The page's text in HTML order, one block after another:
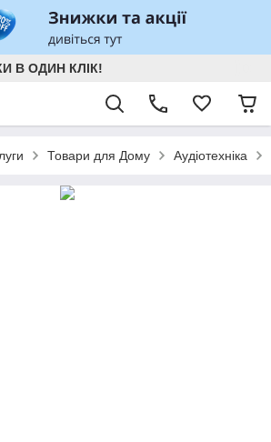
В ОДИН КЛІК!
Товари для Дому Аудіотехніка